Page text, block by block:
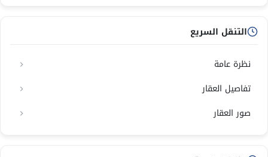
التنقل السريع
نظرة عامة
تفاصيل العقار
صور العقار